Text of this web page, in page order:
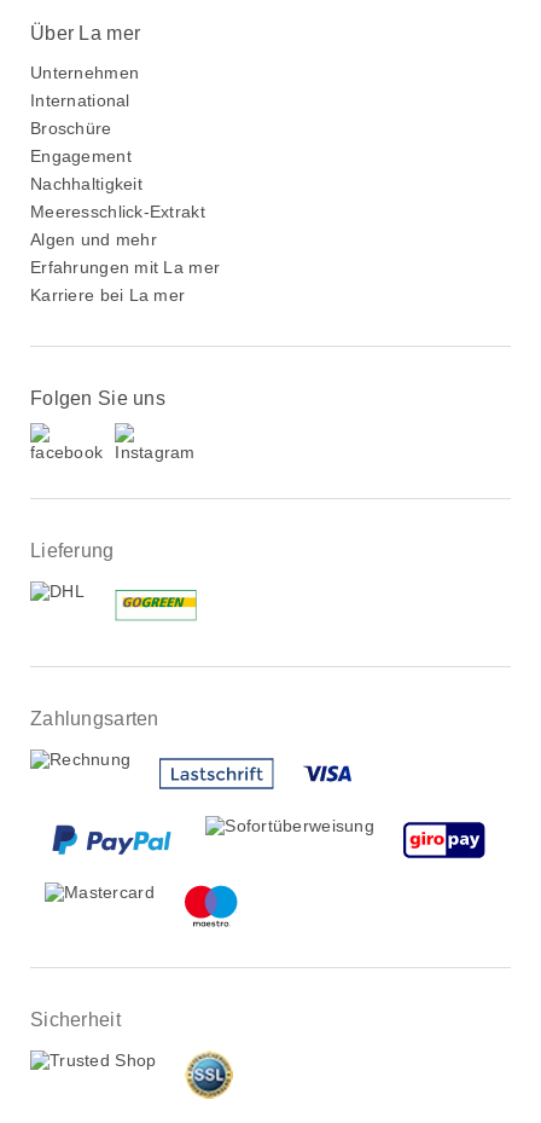
Über La mer
Unternehmen
International
Broschüre
Engagement
Nachhaltigkeit
Meeresschlick-Extrakt
Algen und mehr
Erfahrungen mit La mer
Karriere bei La mer
Folgen Sie uns
Lieferung
Zahlungsarten
Sicherheit